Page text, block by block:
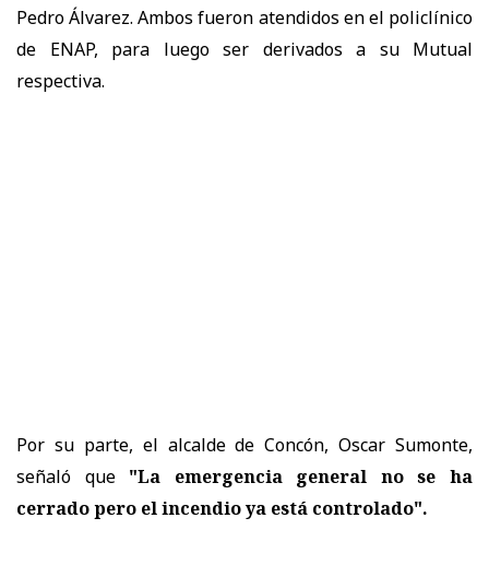
Pedro Álvarez. Ambos fueron atendidos en el policlínico
de ENAP, para luego ser derivados a su Mutual
respectiva.
Por su parte, el alcalde de Concón, Oscar Sumonte,
señaló que "La emergencia general no se ha
cerrado pero el incendio ya está controlado".